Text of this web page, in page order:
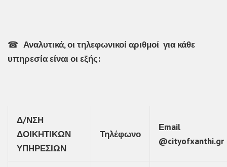
☎ Αναλυτικά, οι τηλεφωνικοί αριθμοί για κάθε
υπηρεσία είναι οι εξής:
Δ/ΝΣΗ
ΔΟΙΚΗΤΙΚΩΝ
ΥΠΗΡΕΣΙΩΝ
Τηλέφωνο
Εmail
@cityofxanthi.gr